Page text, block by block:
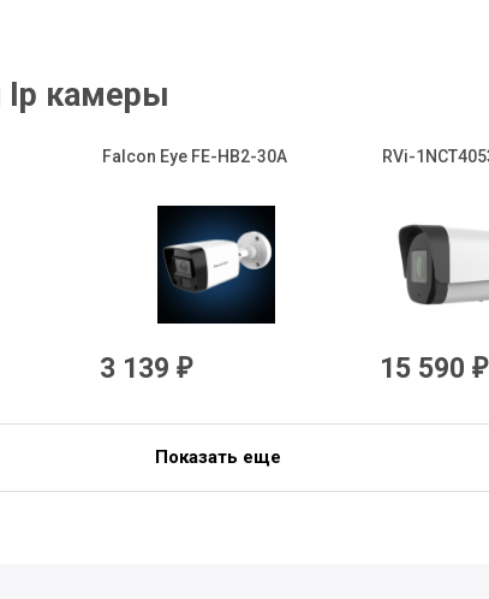
Ip камеры
Falcon Eye FE-HB2-30A
3 139 ₽
RVi-
15 590 ₽
Показать еще